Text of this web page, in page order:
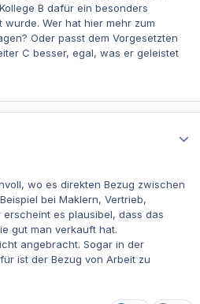
B dafür ein besonders
Wer hat hier mehr zum
Oder passt dem Vorgesetzten
C besser, egal, was er geleistet
wo es direkten Bezug zwischen
bei Maklern, Vertrieb,
erscheint es plausibel, dass das
gut man verkauft hat.
angebracht. Sogar in der
ist der Bezug von Arbeit zu